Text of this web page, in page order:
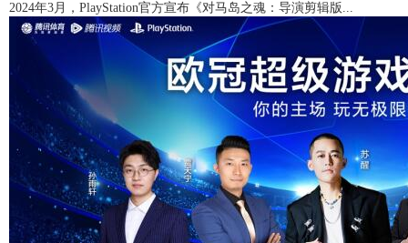
2024年3月，PlayStation官方宣布《对马岛之魂：导演剪辑版...